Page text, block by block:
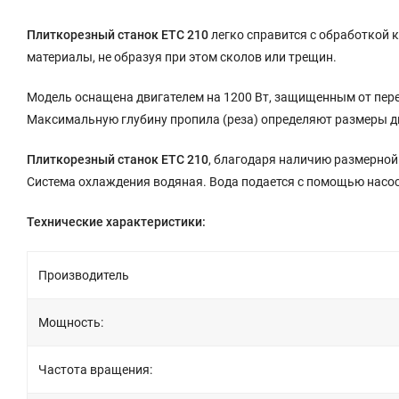
Плиткорезный станок ETC 210легко справится с
материалы, не образуя при этом сколов или трещин.
Модель оснащена двигателем на 1200 Вт, защищенным от
Максимальную глубину пропила (реза) определяют размеры
Плиткорезный станок ETC 210, благодаря наличию
Система охлаждения водяная. Вода подается с помощью
Технические характеристики:
Производитель
Мощность:
Частота вращения: